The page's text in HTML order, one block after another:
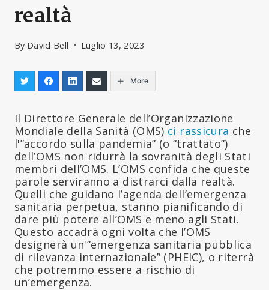
realtà
By David Bell Luglio 13, 2023
More
Il Direttore Generale dell’Organizzazione
Mondiale della Sanità (OMS) ci rassicura che
l'”accordo sulla pandemia” (o “trattato”)
dell’OMS non ridurrà la sovranità degli Stati
membri dell’OMS. L’OMS confida che queste
parole serviranno a distrarci dalla realtà.
Quelli che guidano l’agenda dell’emergenza
sanitaria perpetua, stanno pianificando di
dare più potere all’OMS e meno agli Stati.
Questo accadrà ogni volta che l’OMS
designerà un'”emergenza sanitaria pubblica
di rilevanza internazionale” (PHEIC), o riterrà
che potremmo essere a rischio di
un’emergenza.